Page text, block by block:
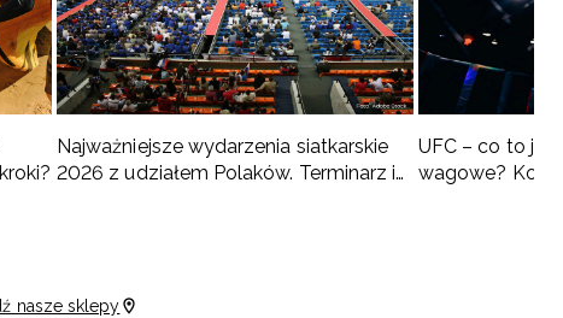
Najważniejsze wydarzenia siatkarskie
2026 z udziałem Polaków. Terminarz i
UFC – co to
wagowe?
nasze sklepy